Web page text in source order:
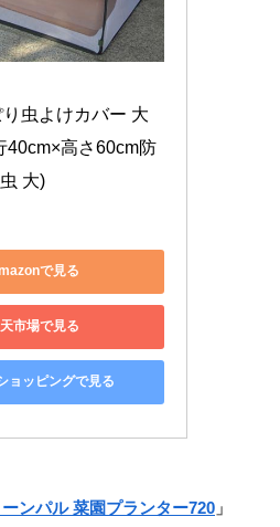
虫よけカバー 大
40cm×高さ60cm防
大)
で見る
市場で見る
ョッピングで見る
ンパル 菜園プランター720 」